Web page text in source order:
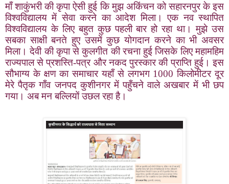
माँ शाकुंभरी की कृपा ऐसी हुई कि मुझ अकिंचन को सहारनपुर के इस
विश्वविद्यालय में सेवा करने का आदेश मिला। एक नव स्थापित
विश्वविद्यालय के लिए बहुत कुछ पहली बार हो रहा था। मुझे उस
सबका साक्षी बनते हुए उसमें कुछ योगदान करने का भी अवसर
मिला। देवी की कृपा से कुलगीत की रचना हुई जिसके लिए महामहिम
राज्यपाल से प्रशस्ति-पत्र और नकद पुरस्कार की प्राप्ति हुई। इस
सौभाग्य के क्षण का समाचार यहाँ से लगभग 1000 किलोमीटर दूर
मेरे पैतृक गाँव जनपद कुशीनगर में पहुँचने वाले अखबार में भी छप
गया। अब मन बल्लियों उछल रहा है।